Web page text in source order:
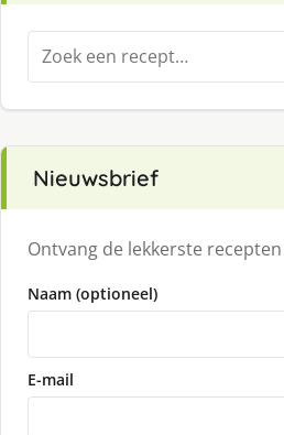
Zoeken
naar:
Nieuwsbrief
Ontvang de lekkerste
Naam (optioneel)
E-mail